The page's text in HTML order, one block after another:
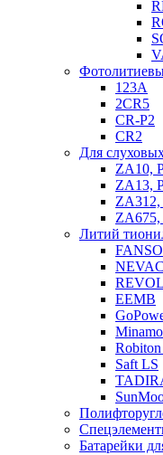
123A
2CR5
CR-P2
CR2
Для
ZA10,
ZA13,
ZA312,
ZA675,
Литий
FANSO
EEMB
Saft LS
Батарейки